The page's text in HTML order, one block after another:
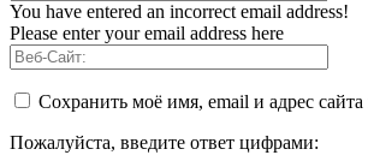
You have entered an incorrect email address!
Please enter your email address here
Сохранить моё имя, email и адрес
Пожалуйста, введите ответ цифрами: